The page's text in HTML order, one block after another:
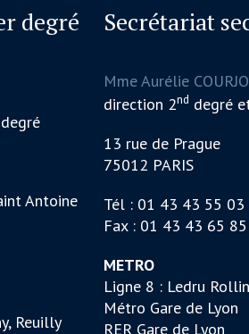
degré
Antoine
Reuilly
Secrétariat
Mme Aurélie
direction 2nd degré
13 rue de Prague
75012 PARIS
Tél : 01 43 43 55 03
Fax : 01 43 43 65 85
METRO
Ligne 8 : Ledru Rollin
Métro Gare de Lyon
RER Gare de Lyon